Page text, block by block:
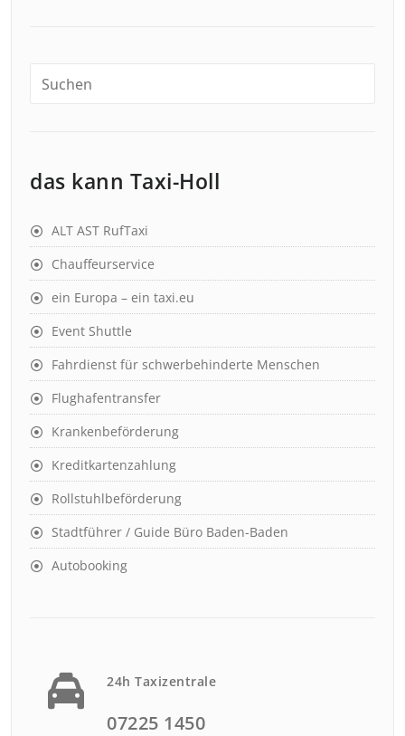
das kann Taxi-Holl
ALT AST RufTaxi
Chauffeurservice
ein Europa – ein taxi.eu
Event Shuttle
Fahrdienst für schwerbehinderte Menschen
Flughafentransfer
Krankenbeförderung
Kreditkartenzahlung
Rollstuhlbeförderung
Stadtführer / Guide Büro Baden-Baden
Autobooking
24h Taxizentrale
07225 1450